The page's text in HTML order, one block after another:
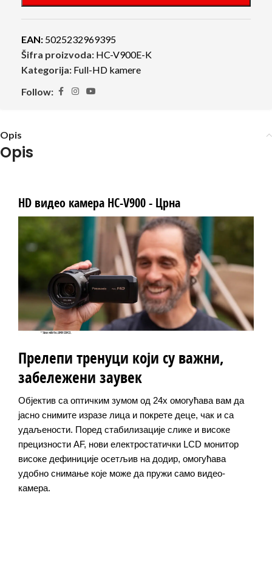
EAN: 5025232969395
Šifra proizvoda: HC-V900E-K
Kategorija: Full-HD kamere
Follow:
Opis
Opis
HD видео камера HC-V900 - Црна
Прелепи тренуци који су важни,
забележени заувек
Објектив са оптичким зумом од 24x омогућава вам да
јасно снимите изразе лица и покрете деце, чак и са
удаљености. Поред стабилизације слике и високе
прецизности AF, нови електростатички LCD монитор
високе дефиниције осетљив на додир, омогућава
удобно снимање које може да пружи само видео-
камера.